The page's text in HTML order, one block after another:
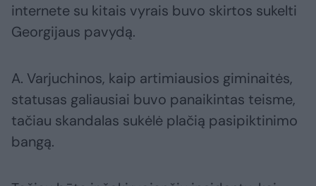
internete su kitais vyrais buvo skirtos sukelti
Georgijaus pavydą.
A. Varjuchinos, kaip artimiausios giminaitės,
statusas galiausiai buvo panaikintas teisme,
tačiau skandalas sukėlė plačią pasipiktinimo
bangą.